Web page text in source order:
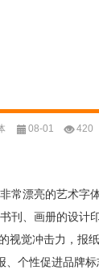
08-01 420
常漂亮的艺术字
刊、画册的设计
视觉冲击力，报
、个性促进品牌